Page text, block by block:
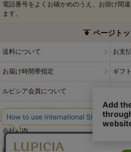
電話番号をよくお確かめのうえ、お掛け間
ます。
ページト
送料について お支
お届け時間帯指定 ギフ
ルピシア会員について
ウェブサイト利用規約 特定
会社案内
採用情報 ルピ